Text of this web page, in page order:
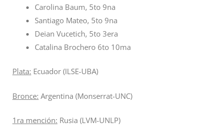
Carolina Baum, 5to 9na
Santiago Mateo, 5to 9na
Deian Vucetich, 5to 3era
Catalina Brochero 6to 10ma
Plata: Ecuador (ILSE-UBA)
Bronce: Argentina (Monserrat-UNC)
1ra mención: Rusia (LVM-UNLP)